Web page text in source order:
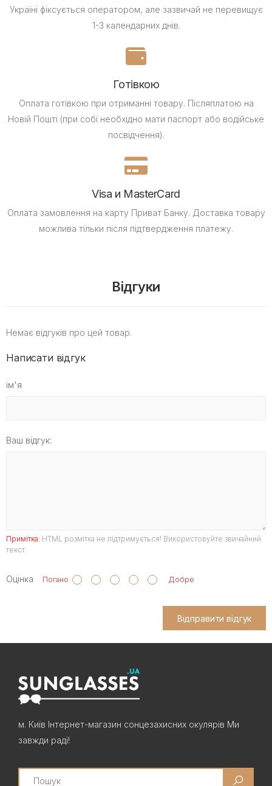
Україні фіксується оператором, але зазвичай не перевищує
1-3 календарних днів.
Готівкою
Оплата готівкою при отриманні товару. Післяплатою на
Новій Пошті (при собі необхідно мати паспорт або водійське
посвідчення).
Visa и MasterCard
Оплата замовлення на карту Приват Банку. Доставка товару
можлива тільки після підтвердження платежу.
Відгуки
Немає відгуків про цей товар.
Написати відгук
ім'я
Ваш відгук:
Примітка: HTML розмітка не підтримується! Використовуйте звичайний
текст.
Оцінка Погано Добре
Відправити відгук
м. Київ Інтернет-магазин сонцезахисних окулярів Ми
завжди раді!
Search